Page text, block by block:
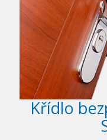
Křídlo